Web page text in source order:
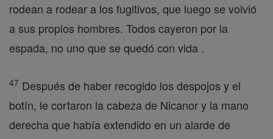
rodean a rodear a los fugitivos, que luego se volvió
a sus propios hombres. Todos cayeron por la
espada, no uno que se quedó con vida .
47 Después de haber recogido los despojos y el
botín, le cortaron la cabeza de Nicanor y la mano
derecha que había extendido en un alarde de